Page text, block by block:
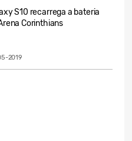
S10 recarrega a bateria
Corinthians
2019